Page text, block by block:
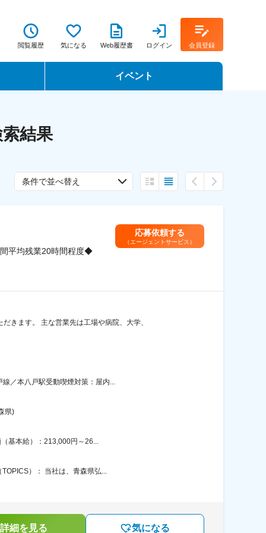
閲覧履歴 気になる Web履歴書 ログイン 会員登録
イベント
結果
条件で並べ替え
平均残業20時間程度◆
応募依頼する
（エージェントサービス）
きます。 主な営業先は工場や病院、大学、
／本八戸駅受動喫煙対策：屋内...
県)
基本給）：213,000円～26...
）： 当社は、青森県弘...
細を見る 気になる